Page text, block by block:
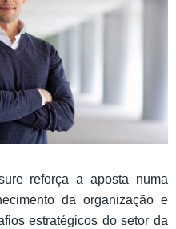
reforça a aposta numa
da organização e
estratégicos do setor da